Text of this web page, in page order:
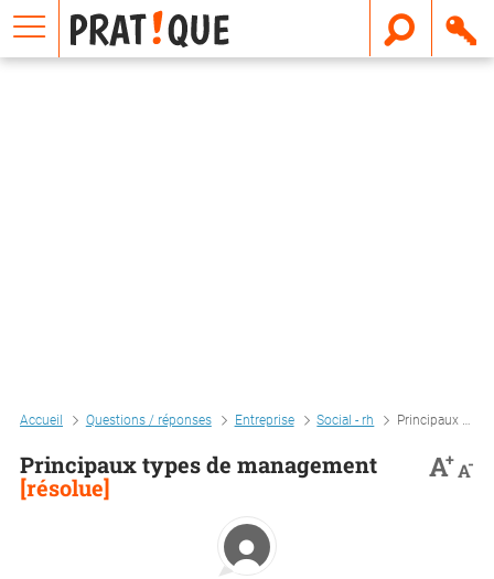
Accueil Questions / réponses Entreprise Social - rh Principaux types de management
Principaux types de management
[résolue]
A+A-
E
m
a